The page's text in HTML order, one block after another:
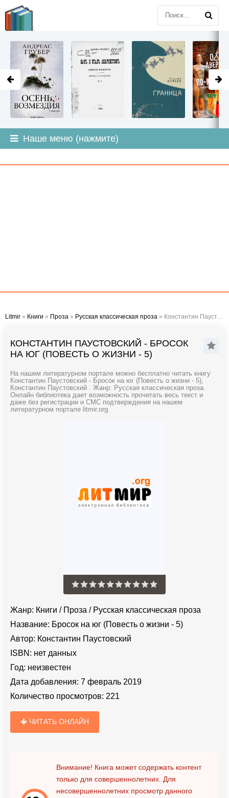
Наше меню (нажмите)
Litmir » Книги » Проза » Русская классическая проза » Константин Паустовский - Бросок на юг (Повесть о жизни - 5)
КОНСТАНТИН ПАУСТОВСКИЙ - БРОСОК
НА ЮГ (ПОВЕСТЬ О ЖИЗНИ - 5)
На нашем литературном портале можно бесплатно читать книгу
Константин Паустовский - Бросок на юг (Повесть о жизни - 5),
Константин Паустовский . Жанр: Русская классическая проза.
Онлайн библиотека дает возможность прочитать весь текст и
даже без регистрации и СМС подтверждения на нашем
литературном портале litmir.org.
Жанр: Книги / Проза / Русская классическая проза
Название: Бросок на юг (Повесть о жизни - 5)
Автор: Константин Паустовский
ISBN: нет данных
Год: неизвестен
Дата добавления: 7 февраль 2019
Количество просмотров: 221
ЧИТАТЬ ОНЛАЙН
Внимание! Книга может содержать контент
только для совершеннолетних. Для
несовершеннолетних просмотр данного
LITMIR.ORG